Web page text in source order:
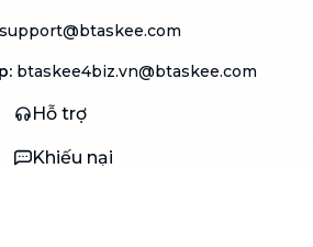
support@btaskee.com
: btaskee4biz.vn@btaskee.com
Hỗ trợ
Khiếu nại